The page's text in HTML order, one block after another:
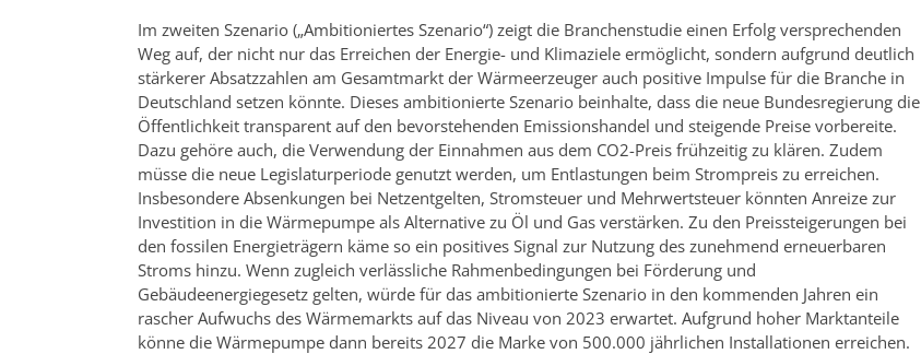
Im zweiten Szenario („Ambitioniertes Szenario“) zeigt die Branchenstudie einen Erfolg versprechenden
Weg auf, der nicht nur das Erreichen der Energie- und Klimaziele ermöglicht, sondern aufgrund deutlich
stärkerer Absatzzahlen am Gesamtmarkt der Wärmeerzeuger auch positive Impulse für die Branche in
Deutschland setzen könnte. Dieses ambitionierte Szenario beinhalte, dass die neue Bundesregierung die
Öffentlichkeit transparent auf den bevorstehenden Emissionshandel und steigende Preise vorbereite.
Dazu gehöre auch, die Verwendung der Einnahmen aus dem CO2-Preis frühzeitig zu klären. Zudem
müsse die neue Legislaturperiode genutzt werden, um Entlastungen beim Strompreis zu erreichen.
Insbesondere Absenkungen bei Netzentgelten, Stromsteuer und Mehrwertsteuer könnten Anreize zur
Investition in die Wärmepumpe als Alternative zu Öl und Gas verstärken. Zu den Preissteigerungen bei
den fossilen Energieträgern käme so ein positives Signal zur Nutzung des zunehmend erneuerbaren
Stroms hinzu. Wenn zugleich verlässliche Rahmenbedingungen bei Förderung und
Gebäudeenergiegesetz gelten, würde für das ambitionierte Szenario in den kommenden Jahren ein
rascher Aufwuchs des Wärmemarkts auf das Niveau von 2023 erwartet. Aufgrund hoher Marktanteile
könne die Wärmepumpe dann bereits 2027 die Marke von 500.000 jährlichen Installationen erreichen.